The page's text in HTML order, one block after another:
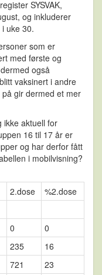
SYSVAK,
og inkluderer
uke 30.
som er
med første og
også
vaksinert i andre
gir dermed et mer
ikke aktuell for
16 til 17 år er
og har derfor fått
i mobilvisning?
2.dose
%2.dose
0
0
235
16
721
23